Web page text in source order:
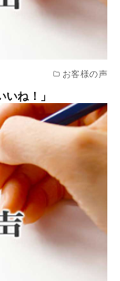
お客様の声
ね！」